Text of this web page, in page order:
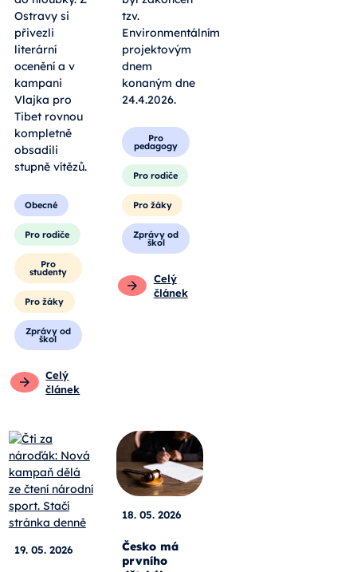
Ostravy si
přivezli
literární
ocenění a v
kampani
Vlajka pro
Tibet rovnou
kompletně
obsadili
stupně vítězů.
Obecné
Pro rodiče
Pro
studenty
Pro žáky
Zprávy od
škol
Celý
článek
tzv.
Environmentálním
projektovým
dnem
konaným dne
24.4.2026.
Pro
pedagogy
Pro rodiče
Pro žáky
Zprávy od
škol
Celý
článek
19. 05. 2026
18. 05. 2026
Česko má
prvního